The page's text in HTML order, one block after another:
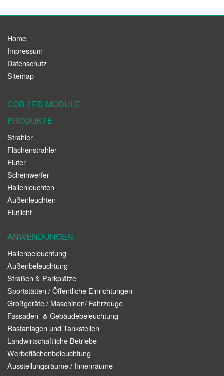
Home
Impressum
Datenschutz
Sitemap
COB-LED-MODULE
PRODUKTE
Strahler
Flächenstrahler
Fluter
Scheinwerfer
Hallenleuchten
Außenleuchten
Flutlicht
ANWENDUNGEN
Hallenbeleuchtung
Außenbeleuchtung
Straßen & Parkplätze
Sportstätten / Öffentliche Einrichtungen
Großgeräte / Maschinen/ Fahrzeuge
Fassaden- & Gebäudebeleuchtung
Rastanlagen und Tankstellen
Landwirtschaftliche Betriebe
Werbeflächenbeleuchtung
Ausstellungsräume / Innenräume